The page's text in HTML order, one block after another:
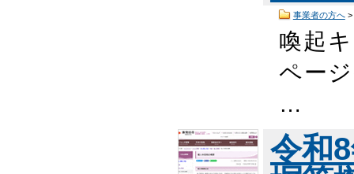
事業者の方へ>
喚起
ペー
…
令和